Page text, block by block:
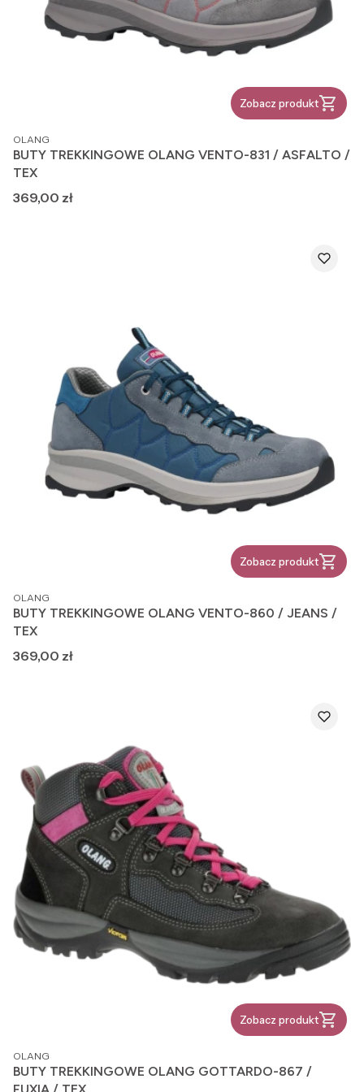
Zobacz produkt
PRODUCENT
OLANG
BUTY TREKKINGOWE OLANG VENTO-831 / ASFALTO /
TEX
Cena
369,00 zł
Zobacz produkt
PRODUCENT
OLANG
BUTY TREKKINGOWE OLANG VENTO-860 / JEANS /
TEX
Cena
369,00 zł
Zobacz produkt
PRODUCENT
OLANG
BUTY TREKKINGOWE OLANG GOTTARDO-867 /